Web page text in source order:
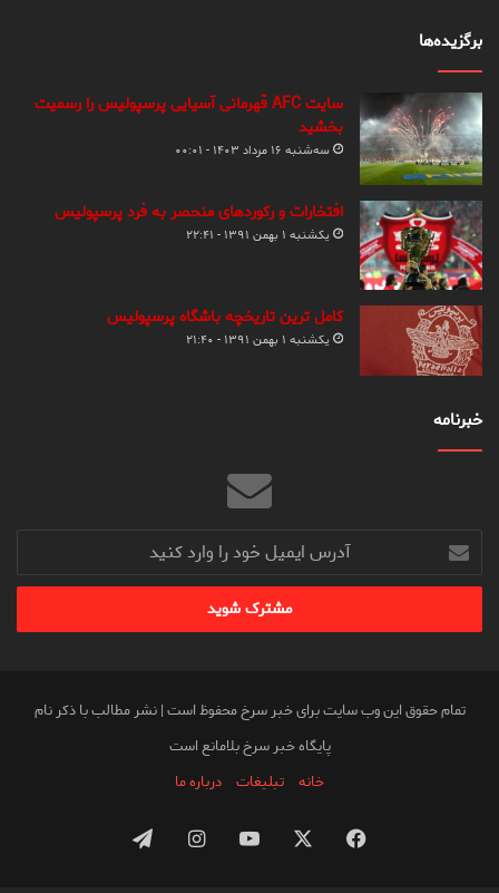
برگزیده‌ها
سایت AFC قهرمانی آسیایی پرسپولیس را رسمیت
بخشید
سه‌شنبه ۱۶ مرداد ۱۴۰۳ - ۰۰:۰۱
افتخارات و رکوردهای منحصر به فرد پرسپولیس
یکشنبه ۱ بهمن ۱۳۹۱ - ۲۲:۴۱
کامل ترین تاریخچه باشگاه پرسپولیس
یکشنبه ۱ بهمن ۱۳۹۱ - ۲۱:۴۰
خبرنامه
آدرس
ایمیل
خود
وارد
تمام حقوق این وب سایت برای خبر سرخ محفوظ است | نشر مطالب با ذکر نام
پایگاه خبر سرخ بلامانع است
خانه
تبلیغات درباره ما
فیس
یوتیوباینستاگرامتلگرام